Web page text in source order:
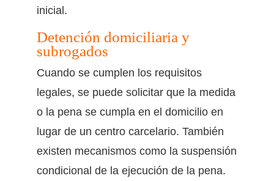
inicial.
Detención domiciliaria y
subrogados
Cuando se cumplen los requisitos
legales, se puede solicitar que la medida
o la pena se cumpla en el domicilio en
lugar de un centro carcelario. También
existen mecanismos como la suspensión
condicional de la ejecución de la pena.